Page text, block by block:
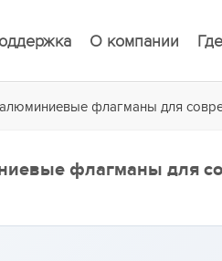
О компании
флагманы для
флагманы для